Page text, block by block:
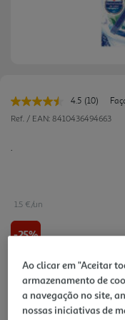
4.5 Leu
10
(10)
Ref. / EAN: 8410436494663
1.5 €/un
-25%
Price reduced from
3,99 €to
2,99 €
de 20/11/2023 a 2/9/2026
Ao clicar em "Aceitar
armazenamento de
a navegação no site,
nossas iniciativas de